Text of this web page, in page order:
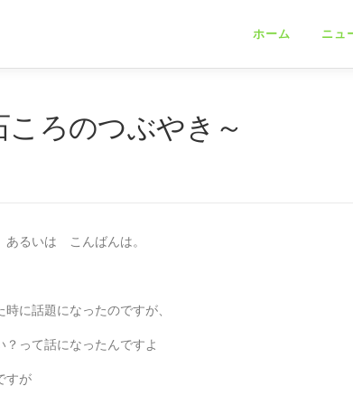
ホーム ニュ
ろのつぶやき～
るいは こんばんは。
に話題になったのですが、
？って話になったんですよ
すが